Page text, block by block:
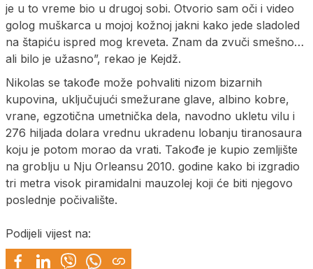
je u to vreme bio u drugoj sobi. Otvorio sam oči i video
golog muškarca u mojoj kožnoj jakni kako jede sladoled
na štapiću ispred mog kreveta. Znam da zvuči smešno…
ali bilo je užasno”, rekao je Kejdž.
Nikolas se takođe može pohvaliti nizom bizarnih
kupovina, uključujući smežurane glave, albino kobre,
vrane, egzotična umetnička dela, navodno ukletu vilu i
276 hiljada dolara vrednu ukradenu lobanju tiranosaura
koju je potom morao da vrati. Takođe je kupio zemljište
na groblju u Nju Orleansu 2010. godine kako bi izgradio
tri metra visok piramidalni mauzolej koji će biti njegovo
poslednje počivalište.
Podijeli vijest na: